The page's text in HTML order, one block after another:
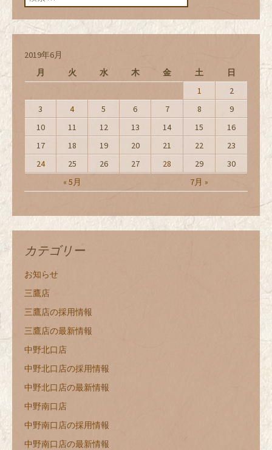
2019年6月
月
火 水 木 金 土 日
« 5月 7月 »
1
2
3
4 5 6 7 8
9
10
11 12 13 14 15
16
17
18 19 20 21 22
23
24
25 26 27 28 29 30
カテゴリー
お知らせ
三鷹店
三鷹店の採用情報
三鷹店の最新情報
中野北口店
中野北口店の採用情報
中野北口店の最新情報
中野南口店
中野南口店の採用情報
中野南口店の最新情報